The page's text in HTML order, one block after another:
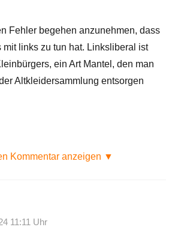
Fehler begehen anzunehmen, dass
mit links zu tun hat. Linksliberal ist
ein Art Mantel, den man
Altkleidersammlung entsorgen
Kommentar anzeigen ▼
11:11 Uhr